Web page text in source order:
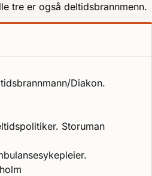
tre er også deltidsbrannmenn.
Diakon.
Storuman